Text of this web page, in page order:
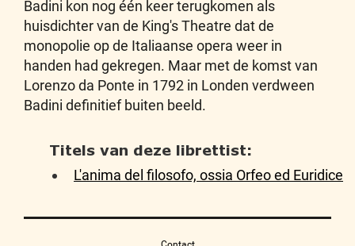
Badini kon nog één keer terugkomen als
huisdichter van de King's Theatre dat de
monopolie op de Italiaanse opera weer in
handen had gekregen. Maar met de komst van
Lorenzo da Ponte in 1792 in Londen verdween
Badini definitief buiten beeld.
Titels van deze librettist:
L'anima del filosofo, ossia Orfeo ed Euridice